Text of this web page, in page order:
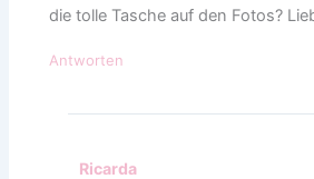
die tolle Tasche auf den Fotos?
Antworten
Ricarda